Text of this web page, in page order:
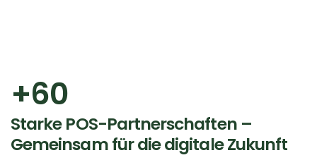
+60
Starke POS-Partnerschaften –
Gemeinsam für die digitale Zukunft